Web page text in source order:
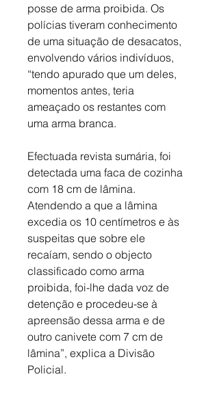
posse de arma proibida. Os
polícias tiveram conhecimento
de uma situação de desacatos,
envolvendo vários indivíduos,
“tendo apurado que um deles,
momentos antes, teria
ameaçado os restantes com
uma arma branca.
Efectuada revista sumária, foi
detectada uma faca de cozinha
com 18 cm de lâmina.
Atendendo a que a lâmina
excedia os 10 centímetros e às
suspeitas que sobre ele
recaíam, sendo o objecto
classificado como arma
proibida, foi-lhe dada voz de
detenção e procedeu-se à
apreensão dessa arma e de
outro canivete com 7 cm de
lâmina”, explica a Divisão
Policial.